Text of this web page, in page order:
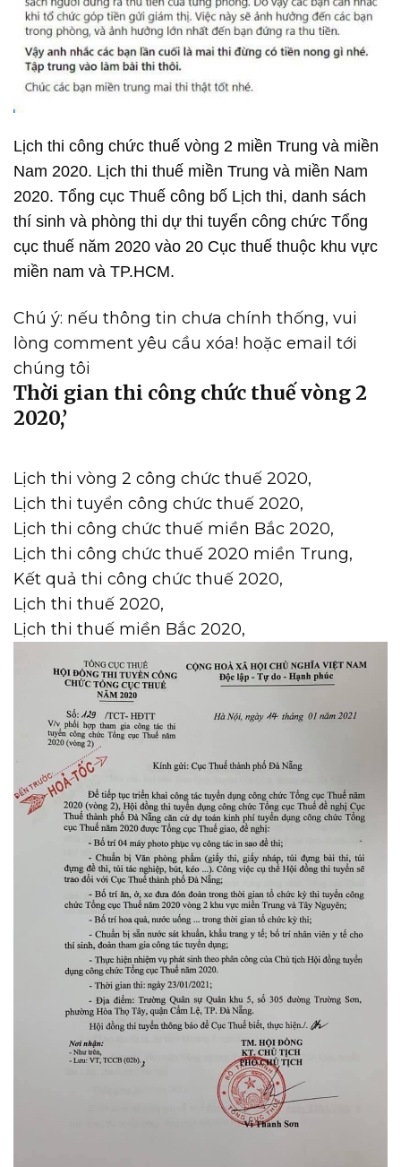
Lịch thi công chức thuế vòng 2 miền Trung và miền
Nam 2020. Lịch thi thuế miền Trung và miền Nam
2020. Tổng cục Thuế công bố Lịch thi, danh sách
thí sinh và phòng thi dự thi tuyển công chức Tổng
cục thuế năm 2020 vào 20 Cục thuế thuộc khu vực
miền nam và TP.HCM.
Chú ý: nếu thông tin chưa chính thống, vui
lòng comment yêu cầu xóa! hoặc email tới
chúng tôi
Thời gian thi công chức thuế vòng 2
2020,’
Lịch thi vòng 2 công chức thuế 2020,
Lịch thi tuyển công chức thuế 2020,
Lịch thi công chức thuế miền Bắc 2020,
Lịch thi công chức thuế 2020 miền Trung,
Kết quả thi công chức thuế 2020,
Lịch thi thuế 2020,
Lịch thi thuế miền Bắc 2020,